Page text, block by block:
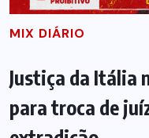
MIX DIÁRIO
Justiça da Itália
para troca de